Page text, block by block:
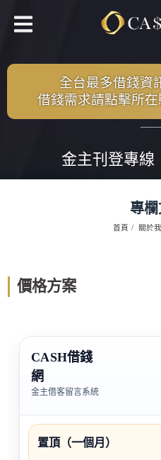
全台最多借錢資
借錢需求請點擊所
金主刊登專線
首頁 關於
價格方案
CASH借錢
網
金主借客留言系統
置頂（一個月）
專